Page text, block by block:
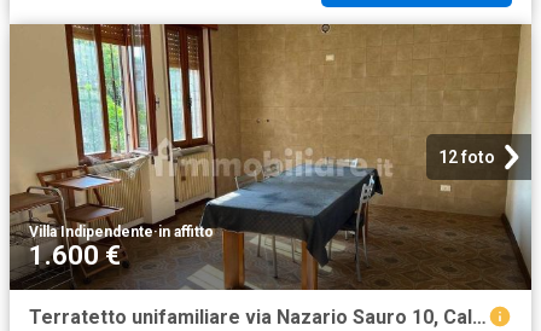
12 foto
Villa Indipendente·in affitto
1.600 €
Terratetto unifamiliare via Nazario Sauro 10, Caldogno Rettorgole Cresole, Caldogno